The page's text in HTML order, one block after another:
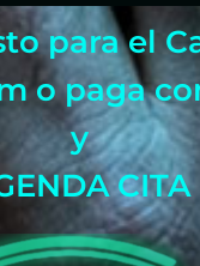
para el
o paga
y
CITA